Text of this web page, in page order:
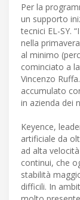
Per la
un supporto
tecnici EL-SY.
nella
al minimo
cominciato a
Vincenzo
accumulato
in azienda dei
Keyence,
artificiale da
ad alta
continui, che
stabilità
difficili. In